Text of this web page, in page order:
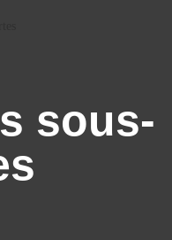
sous-